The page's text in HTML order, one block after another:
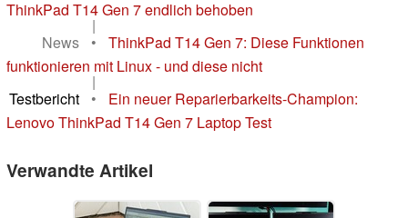
ThinkPad T14 Gen 7 endlich behoben
|
News
•
ThinkPad T14 Gen 7: Diese Funktionen
funktionieren mit Linux - und diese nicht
|
Testbericht
•
Ein neuer Reparierbarkeits-Champion:
Lenovo ThinkPad T14 Gen 7 Laptop Test
Verwandte Artikel